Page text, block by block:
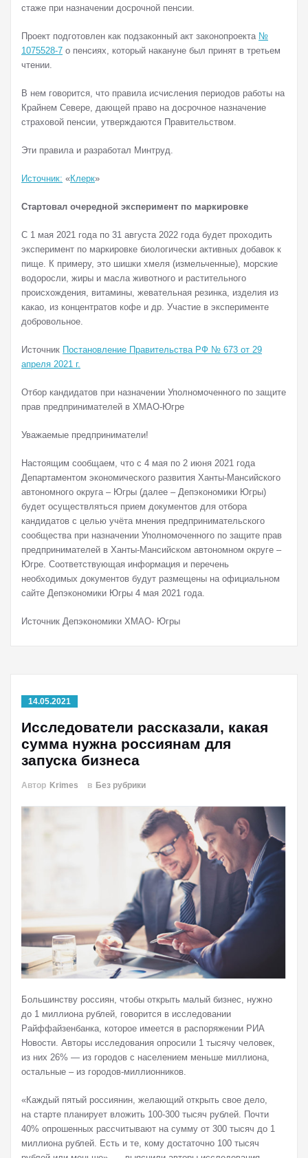
стаже при назначении досрочной пенсии.
Проект подготовлен как подзаконный акт законопроекта №
1075528-7 о пенсиях, который накануне был принят в третьем
чтении.
В нем говорится, что правила исчисления периодов работы на
Крайнем Севере, дающей право на досрочное назначение
страховой пенсии, утверждаются Правительством.
Эти правила и разработал Минтруд.
Источник: «Клерк»
Стартовал очередной эксперимент по маркировке
С 1 мая 2021 года по 31 августа 2022 года будет проходить
эксперимент по маркировке биологически активных добавок к
пище. К примеру, это шишки хмеля (измельченные), морские
водоросли, жиры и масла животного и растительного
происхождения, витамины, жевательная резинка, изделия из
какао, из концентратов кофе и др. Участие в эксперименте
добровольное.
Источник Постановление Правительства РФ № 673 от 29
апреля 2021 г.
Отбор кандидатов при назначении Уполномоченного по защите
прав предпринимателей в ХМАО-Югре
Уважаемые предприниматели!
Настоящим сообщаем, что с 4 мая по 2 июня 2021 года
Департаментом экономического развития Ханты-Мансийского
автономного округа – Югры (далее – Депэкономики Югры)
будет осуществляться прием документов для отбора
кандидатов с целью учёта мнения предпринимательского
сообщества при назначении Уполномоченного по защите прав
предпринимателей в Ханты-Мансийском автономном округе –
Югре. Соответствующая информация и перечень
необходимых документов будут размещены на официальном
сайте Депэкономики Югры 4 мая 2021 года.
Источник Депэкономики ХМАО- Югры
14.05.2021
Исследователи рассказали, какая
сумма нужна россиянам для
запуска бизнеса
Автор Krimes в Без рубрики
Большинству россиян, чтобы открыть малый бизнес, нужно
до 1 миллиона рублей, говорится в исследовании
Райффайзенбанка, которое имеется в распоряжении РИА
Новости. Авторы исследования опросили 1 тысячу человек,
из них 26% — из городов с населением меньше миллиона,
остальные – из городов-миллионников.
«Каждый пятый россиянин, желающий открыть свое дело,
на старте планирует вложить 100-300 тысяч рублей. Почти
40% опрошенных рассчитывают на сумму от 300 тысяч до 1
миллиона рублей. Есть и те, кому достаточно 100 тысяч